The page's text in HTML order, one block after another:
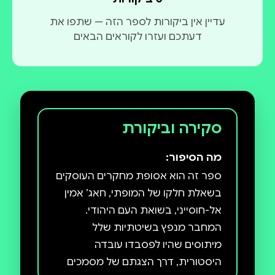
• זכויות העם היהודי על יהודה ושומרון והבנייה ביישובים
באזור • היחסים בין הנאצים והעולם המוסלמי במלחמת
ישראל בתקופת מלחמת העולם הראשונה • ארץ ישראל
בתקופת המנדט • תהליך השלום • מלחמות ישראל •
חוקים בינלאומיים הנוגעים לישראל • האיום הדמוגרפי •
הפלסטינית • המסתננים מאפריקה • ביקורות על
הגורמים הקיצוניים הישראליים בימין ובשמאל
עדיין אין ביקורות לספר הזה — שתפו את
דעתכם ועזרו לקוראים הבאים
סקירה וביקורת
מה הסיפור:
ספר זה הוא אסופת מחקרים העוסקים
בשאלת חלקו של המופתי, חאג’ אמין
אל-חוסייני, בשואת העם היהודי.
המחבר מנפץ בשיטתיות שלל
מיתוסים שהיו לפסבדו עובדה
היסטורית, דרך הצגתם של מסמכים